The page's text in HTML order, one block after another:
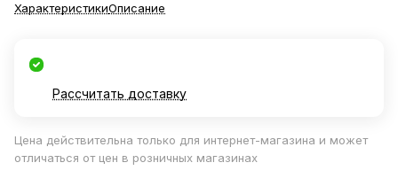
ХарактеристикиОписание
Рассчитать доставку
Цена действительна только для интернет-магазина и может
отличаться от цен в розничных магазинах